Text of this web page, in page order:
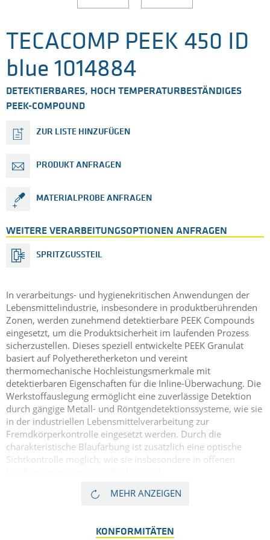
TECACOMP PEEK 450 ID
blue 1014884
DETEKTIERBARES, HOCH TEMPERATURBESTÄNDIGES
PEEK-COMPOUND
ZUR LISTE HINZUFÜGEN
PRODUKT ANFRAGEN
MATERIALPROBE ANFRAGEN
WEITERE VERARBEITUNGSOPTIONEN ANFRAGEN
SPRITZGUSSTEIL
In verarbeitungs- und hygienekritischen Anwendungen der
Lebensmittelindustrie, insbesondere in produktberührenden
Zonen, werden zunehmend detektierbare PEEK Compounds
eingesetzt, um die Produktsicherheit im laufenden Prozess
sicherzustellen. Dieses speziell entwickelte PEEK Granulat
basiert auf Polyetheretherketon und vereint
thermomechanische Hochleistungsmerkmale mit
detektierbaren Eigenschaften für die Inline-Überwachung. Die
Werkstoffauslegung ermöglicht eine zuverlässige Detektion
durch gängige Metall- und Röntgendetektionssysteme, wie sie
in der industriellen Lebensmittelverarbeitung zur
Fremdkörperkontrolle eingesetzt werden. Durch die
charakteristische Blaufärbung ist zusätzlich eine optische
Sichtkontrolle möglich, wie sie insbesondere in offenen
(PEEK) und kombiniert eine sehr hohe
Compound ist für den dauerhaften Einsatz bis 260 °C geeignet
MEHR ANZEIGEN
KONFORMITÄTEN